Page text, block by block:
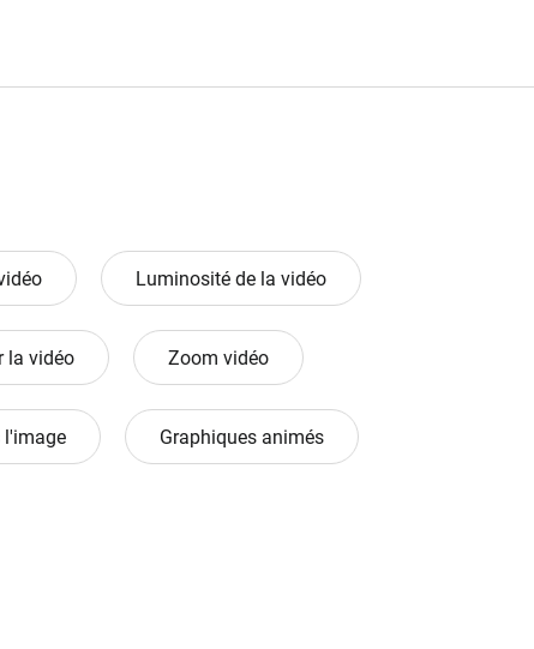
Luminosité de la vidéo
la vidéo Zoom vidéo
l'image Graphiques animés